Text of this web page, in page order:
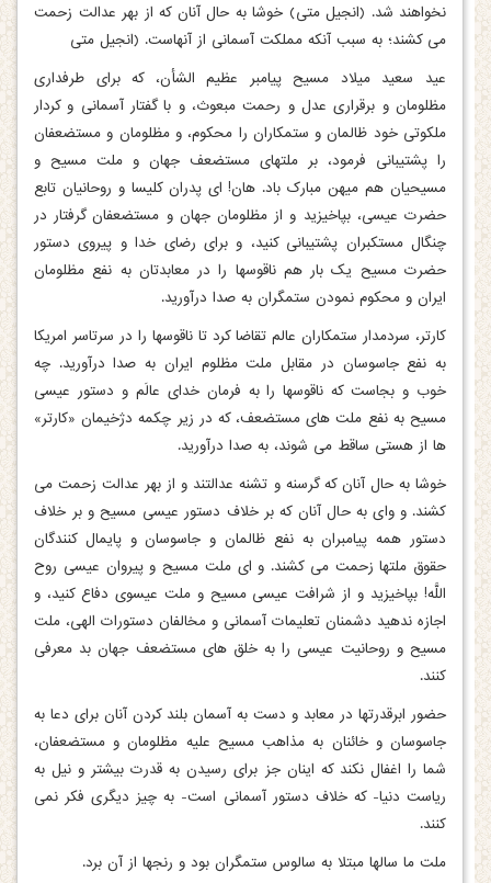
نخواهند شد. (انجیل متی‏) خوشا به حال آنان که از بهر عدالت زحمت
می ‏کشند؛ به سبب آنکه مملکت آسمانی از آنهاست. (انجیل متی‏
عید سعید میلاد مسیح پیامبر عظیم الشأن، که برای طرفداری
مظلومان و برقراری عدل و رحمت مبعوث، و با گفتار آسمانی و کردار
ملکوتی خود ظالمان و ستمکاران را محکوم، و مظلومان و مستضعفان
را پشتیبانی فرمود، بر ملتهای مستضعف جهان و ملت مسیح و
مسیحیان هم میهن مبارک باد. هان! ای پدران کلیسا و روحانیان تابع
حضرت عیسی، بپاخیزید و از مظلومان جهان و مستضعفان گرفتار در
چنگال مستکبران پشتیبانی کنید، و برای رضای خدا و پیروی دستور
حضرت مسیح یک بار هم ناقوسها را در معابدتان به نفع مظلومان
ایران و محکوم نمودن ستمگران به صدا درآورید.
کارتر، سردمدار ستمکاران عالم تقاضا کرد تا ناقوسها را در سرتاسر امریکا
به نفع جاسوسان در مقابل ملت مظلوم ایران به صدا درآورید. چه
خوب و بجاست که ناقوسها را به فرمان خدای عالَم و دستور عیسی
مسیح به نفع ملت های مستضعف، که در زیر چکمه دژخیمان «کارتر»
ها از هستی ساقط می‏ شوند، به صدا درآورید.
خوشا به حال آنان که گرسنه و تشنه عدالتند و از بهر عدالت زحمت می
‏کشند. و وای به حال آنان که بر خلاف دستور عیسی مسیح و بر خلاف
دستور همه پیامبران به نفع ظالمان و جاسوسان و پایمال کنندگان
حقوق ملتها زحمت می‏ کشند. و ای ملت مسیح و پیروان عیسی روح
اللَّه! بپاخیزید و از شرافت عیسی مسیح و ملت عیسوی دفاع کنید، و
اجازه ندهید دشمنان تعلیمات آسمانی و مخالفان دستورات الهی، ملت
مسیح و روحانیت عیسی را به خلق های مستضعف جهان بد معرفی
کنند.
حضور ابرقدرتها در معابد و دست به آسمان بلند کردن آنان برای دعا به
جاسوسان و خائنان به مذاهب مسیح علیه مظلومان و مستضعفان،
شما را اغفال نکند که اینان جز برای رسیدن به قدرت بیشتر و نیل به
ریاست دنیا- که خلاف دستور آسمانی است- به چیز دیگری فکر نمی‏
کنند.
ملت ما سالها مبتلا به سالوس ستمگران بود و رنجها از آن برد.